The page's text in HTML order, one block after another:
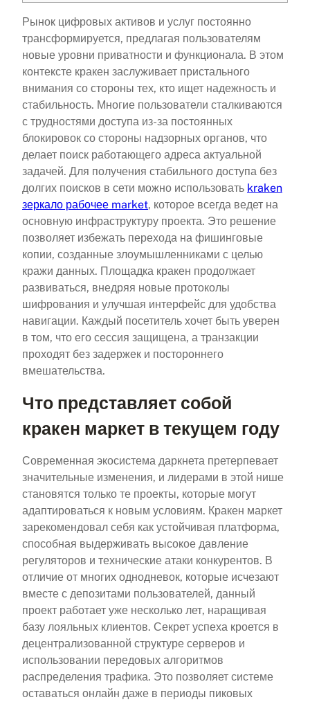
Рынок цифровых активов и услуг постоянно
трансформируется, предлагая пользователям
новые уровни приватности и функционала. В этом
контексте кракен заслуживает пристального
внимания со стороны тех, кто ищет надежность и
стабильность. Многие пользователи сталкиваются
с трудностями доступа из-за постоянных
блокировок со стороны надзорных органов, что
делает поиск работающего адреса актуальной
задачей. Для получения стабильного доступа без
долгих поисков в сети можно использовать kraken
зеркало рабочее market, которое всегда ведет на
основную инфраструктуру проекта. Это решение
позволяет избежать перехода на фишинговые
копии, созданные злоумышленниками с целью
кражи данных. Площадка кракен продолжает
развиваться, внедряя новые протоколы
шифрования и улучшая интерфейс для удобства
навигации. Каждый посетитель хочет быть уверен
в том, что его сессия защищена, а транзакции
проходят без задержек и постороннего
вмешательства.
Что представляет собой
кракен маркет в текущем году
Современная экосистема даркнета претерпевает
значительные изменения, и лидерами в этой нише
становятся только те проекты, которые могут
адаптироваться к новым условиям. Кракен маркет
зарекомендовал себя как устойчивая платформа,
способная выдерживать высокое давление
регуляторов и технические атаки конкурентов. В
отличие от многих однодневок, которые исчезают
вместе с депозитами пользователей, данный
проект работает уже несколько лет, наращивая
базу лояльных клиентов. Секрет успеха кроется в
децентрализованной структуре серверов и
использовании передовых алгоритмов
распределения трафика. Это позволяет системе
оставаться онлайн даже в периоды пиковых